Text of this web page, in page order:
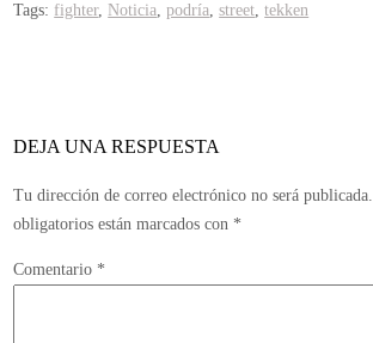
en
Tags: fighter, Noticia,podría,street,tekken
DEJA UNA RESPUESTA
Tu dirección de correo electrónico no será publicada.
obligatorios están marcados con *
Comentario *